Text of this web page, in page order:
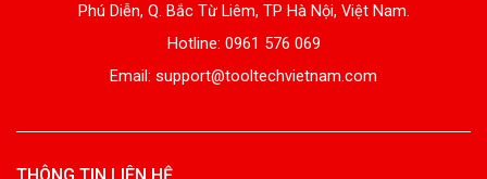
Phú Diễn, Q. Bắc Từ Liêm, TP Hà Nội, Việt Nam.
Hotline: 0961 576 069
Email: support@tooltechvietnam.com